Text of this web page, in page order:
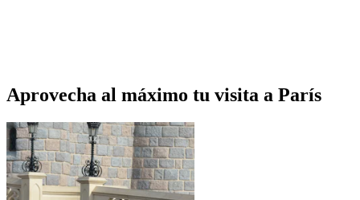
Aprovecha al máximo tu visita a París